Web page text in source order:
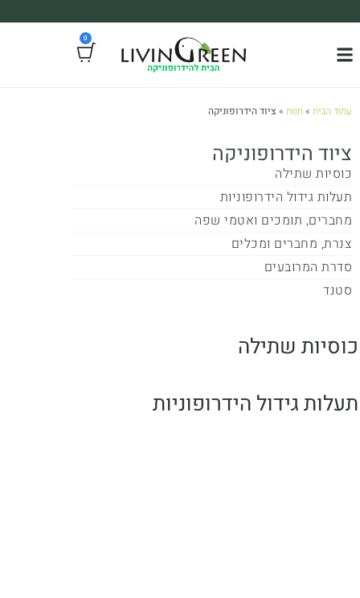
*בהתאם להגבלת גודל ומשקל
0
עמוד הבית »חנות » ציוד הידרופוניקה
ציוד הידרופוניקה
כוסיות שתילה
תעלות גידול הידרופוניות
מחברים, תומכים ואטמי שפה
צנרת, מחברים ומכלים
סדרת המרובעים
סטנד
כוסיות שתילה
תעלות גידול הידרופוניות